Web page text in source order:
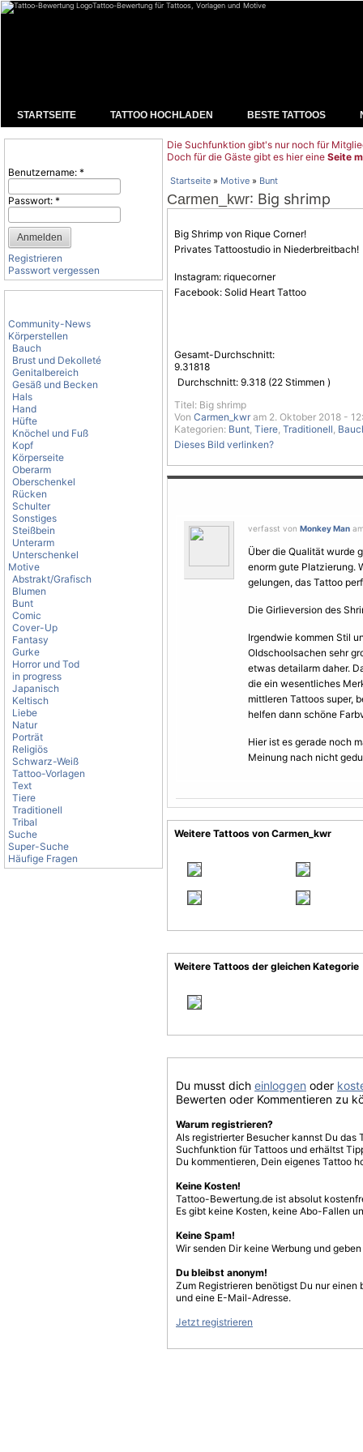
Tattoo-Bewertung für Tattoos, Vorlagen und Motive
STARTSEITE TATTOO HOCHLADEN BESTE TATTOOS
Benutzername: *
Passwort: *
Registrieren
Passwort vergessen
Community-News
Körperstellen
Bauch
Brust und Dekolleté
Genitalbereich
Gesäß und Becken
Hals
Hand
Hüfte
Knöchel und Fuß
Kopf
Körperseite
Oberarm
Oberschenkel
Rücken
Schulter
Sonstiges
Steißbein
Unterarm
Unterschenkel
Motive
Abstrakt/Grafisch
Blumen
Bunt
Comic
Cover-Up
Fantasy
Gurke
Horror und Tod
in progress
Japanisch
Keltisch
Liebe
Natur
Porträt
Religiös
Schwarz-Weiß
Tattoo-Vorlagen
Text
Tiere
Traditionell
Tribal
Suche
Super-Suche
Häufige Fragen
Die Suchfunktion gibt's nur noch für
Doch für die Gäste gibt es hier eine Seite
Startseite » Motive » Bunt
Carmen_kwr: Big shrimp
Big Shrimp von Rique Corner!
Privates Tattoostudio in Niederbreitbach!
Instagram: riquecorner
Facebook: Solid Heart Tattoo
Gesamt-Durchschnitt:
9.31818
Durchschnitt: 9.318 (22 Stimmen )
Titel: Big shrimp
Von Carmen_kwr am 2. Oktober 2018 -
Kategorien: Bunt, Tiere, Traditionell,
Dieses Bild verlinken?
verfasst von Monkey Man
Über die Qualität wurde
enorm gute Platzierung.
gelungen, das Tattoo
Die Girlieversion des
Irgendwie kommen Stil
Oldschoolsachen sehr
etwas detailarm daher.
die ein wesentliches
mittleren Tattoos super,
helfen dann schöne
Hier ist es gerade noch
Meinung nach nicht
Weitere Tattoos von Carmen_kwr
Weitere Tattoos der gleichen Kategorie
Du musst dich einloggen oder
Bewerten oder Kommentieren zu
Warum registrieren?
Als registrierter Besucher kannst Du
Suchfunktion für Tattoos und erhältst
Du kommentieren, Dein eigenes Tattoo
Keine Kosten!
Tattoo-Bewertung.de ist absolut
Es gibt keine Kosten, keine Abo-Fallen
Keine Spam!
Wir senden Dir keine Werbung und
Du bleibst anonym!
Zum Registrieren benötigst Du nur einen
und eine E-Mail-Adresse.
Jetzt registrieren